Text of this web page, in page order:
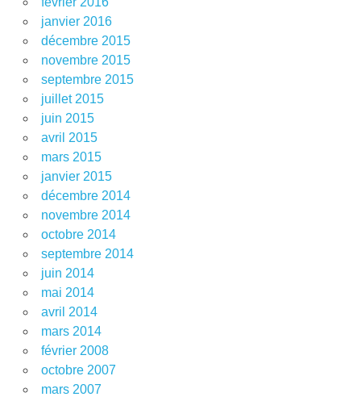
janvier 2016
décembre 2015
novembre 2015
septembre 2015
juillet 2015
juin 2015
avril 2015
mars 2015
janvier 2015
décembre 2014
novembre 2014
octobre 2014
septembre 2014
juin 2014
mai 2014
avril 2014
mars 2014
février 2008
octobre 2007
mars 2007